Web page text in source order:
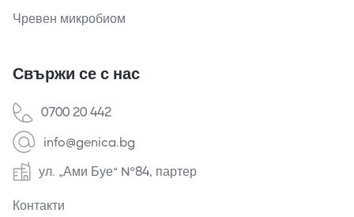
Чревен микробиом
Свържи се с нас
0700 20 442
info@genica.bg
ул. „Ами Буе“ №84, партер
Контакти